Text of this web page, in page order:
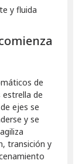
y fluida
de
estrella de
ejes se
y se
transición y